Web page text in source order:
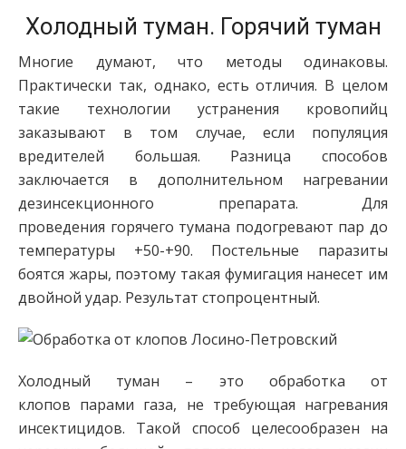
Холодный туман. Горячий туман
Многие думают, что методы одинаковы.
Практически так, однако, есть отличия. В целом
такие технологии устранения кровопийц
заказывают в том случае, если популяция
вредителей большая. Разница способов
заключается в дополнительном нагревании
дезинсекционного препарата. Для
проведения горячего тумана подогревают пар до
температуры +50-+90. Постельные паразиты
боятся жары, поэтому такая фумигация нанесет им
двойной удар. Результат стопроцентный.
Холодный туман – это обработка от
клопов парами газа, не требующая нагревания
инсектицидов. Такой способ целесообразен на